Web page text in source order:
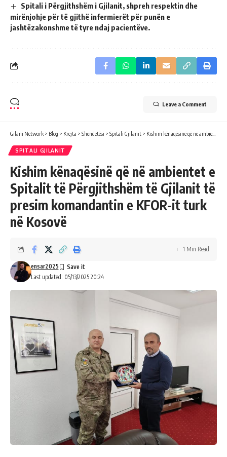
Spitali i Përgjithshëm i Gjilanit, shpreh respektin dhe
mirënjohje për të gjithë infermierët për punën e
jashtëzakonshme të tyre ndaj pacientëve.
Leave a Comment
Gilani Network > Blog > Krejta > Shëndetësi > Spitali Gjilanit > Kishim kënaqësinë që në ambientet e Spitalit të Përgjithshëm të Gjilanit të presim komandantin e KFOR-it turk në Kosovë
SPITALI GJILANIT
Kishim kënaqësinë që në ambientet e
Spitalit të Përgjithshëm të Gjilanit të
presim komandantin e KFOR-it turk
në Kosovë
Last updated: 05/13/2025 20:24
ensar2025
1 Min Read